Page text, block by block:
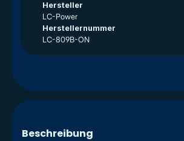
Hersteller
LC-Power
Herstellernummer
LC-809B-ON
Beschreibung